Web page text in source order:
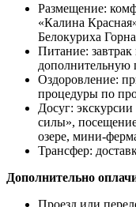
Размещение:
«Калина
Белокуриха
Питание:
дополнительную
Оздоровление:
процедуры по
Досуг:
силы»,
озере, мини-
Трансфер:
Дополнительно
Проезд или